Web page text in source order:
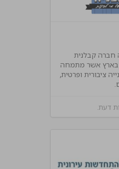
חברה קבלנית
בארץ אשר מתמחה
ציבורית ופרטית,
דעת.